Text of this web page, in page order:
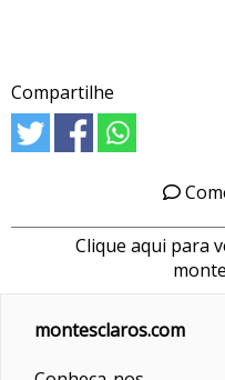
Compartilhe
Clique aqui para
montesclaros.com